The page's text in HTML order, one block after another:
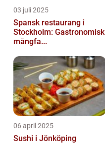
03 juli 2025
Spansk restaurang i
Stockholm: Gastronomisk
mångfa...
06 april 2025
Sushi i Jönköping